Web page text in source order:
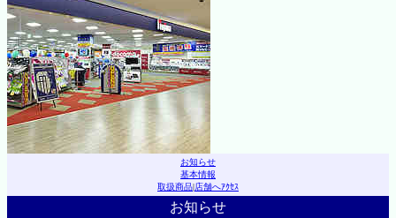
お知らせ
基本情報
取扱商品|店舗へｱｸｾｽ
お知らせ